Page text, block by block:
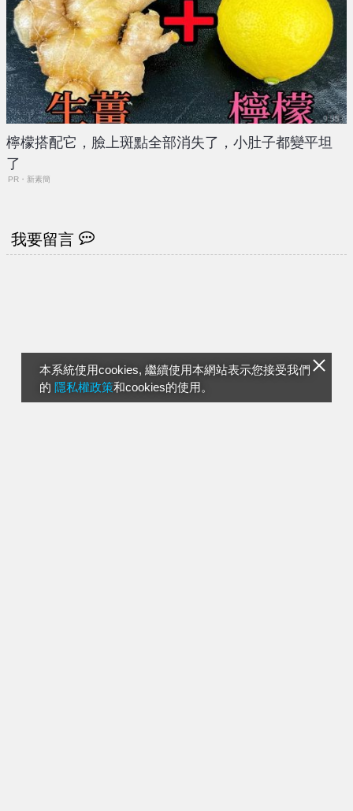
本系統使用cookies, 繼續使用本網站表示您接受我們
的 隱私權政策和cookies的使用。
檸檬搭配它，臉上斑點全部消失了，小肚子都變平坦
了
PR・新素簡
我要留言